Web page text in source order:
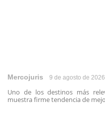
Mercojuris 9 de agosto de 2026
Uno de los destinos más
muestra firme tendencia de